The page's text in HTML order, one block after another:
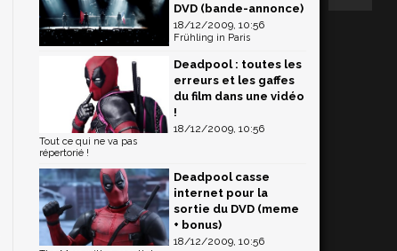
DVD (bande-annonce)
18/12/2009, 10:56
Frühling in Paris
Deadpool : toutes les
erreurs et les gaffes
du film dans une vidéo
!
18/12/2009, 10:56
Tout ce qui ne va pas
répertorié !
Deadpool casse
internet pour la
sortie du DVD (meme
+ bonus)
18/12/2009, 10:56